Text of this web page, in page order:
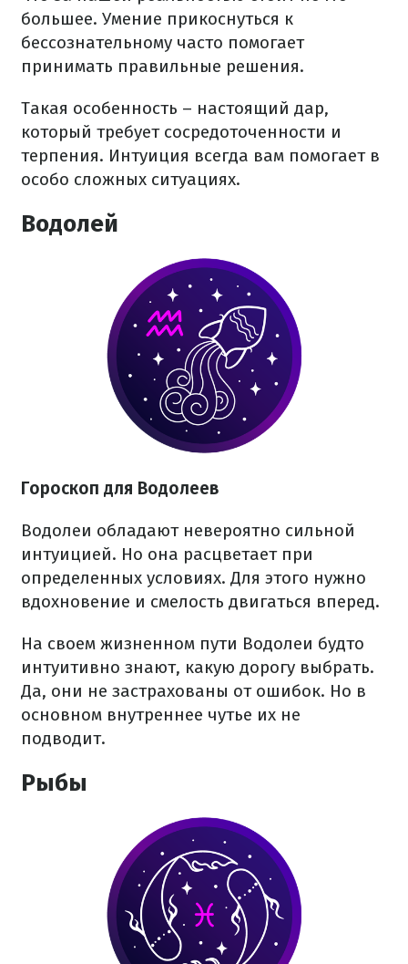
большее. Умение прикоснуться к
бессознательному часто помогает
принимать правильные решения.
Такая особенность – настоящий дар,
который требует сосредоточенности и
терпения. Интуиция всегда вам помогает в
особо сложных ситуациях.
Водолей
Гороскоп для Водолеев
Водолеи обладают невероятно сильной
интуицией. Но она расцветает при
определенных условиях. Для этого нужно
вдохновение и смелость двигаться вперед.
На своем жизненном пути Водолеи будто
интуитивно знают, какую дорогу выбрать.
Да, они не застрахованы от ошибок. Но в
основном внутреннее чутье их не
подводит.
Рыбы